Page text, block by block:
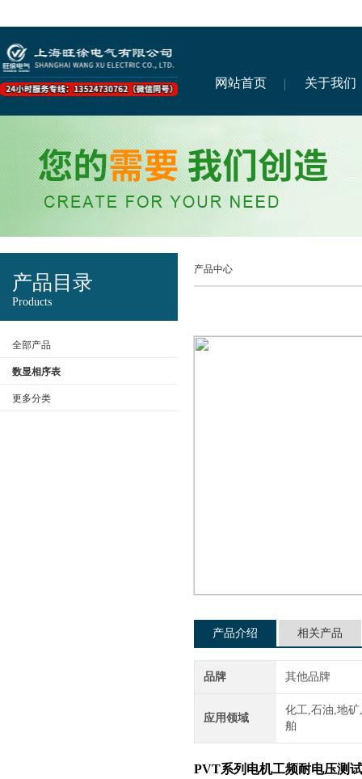
网站首页 关于我们
产品目录
Products
全部产品
数显相序表
更多分类
产品中心
产品介绍 相关产品
品牌 其他品牌
应用领域
化工,石油,地
舶
PVT系列电机工频耐电压测